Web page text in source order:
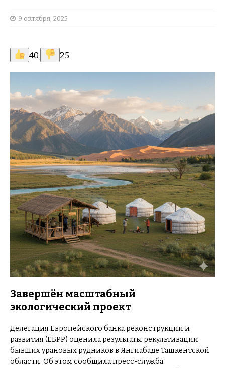
9 октября, 2025
40 25
Завершён масштабный
экологический проект
Делегация Европейского банка реконструкции и
развития (ЕБРР) оценила результаты рекультивации
бывших урановых рудников в Янгиабаде Ташкентской
области. Об этом сообщила пресс-служба